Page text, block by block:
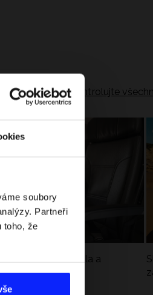
soubory
Partneři
toho, že
Zkontrolujte
batoh do letadla a
limity?